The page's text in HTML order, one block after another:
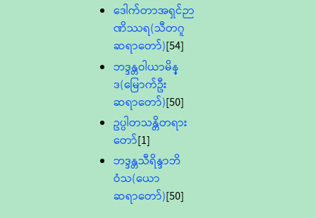
ဒေါက်တာအရှင်ဉာ
ဏိဿရ(သီတဂူ
ဆရာတော်)[54]
ဘဒ္ဒန္တဝါယာမိန္
ဒ(မြောက်ဦး
ဆရာတော်)[50]
ဥပ္ပါတသန္တိတရား
တော်[1]
ဘဒ္ဒန္တသီရိန္ဒာဘိ
ဝံသ(ယော
ဆရာတော်)[50]